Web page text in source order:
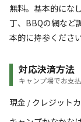
無料。基本的にな
丁、BBQの網など
本的に持参ください
対応決済方法
キャンプ場でお支
現金 / クレジット